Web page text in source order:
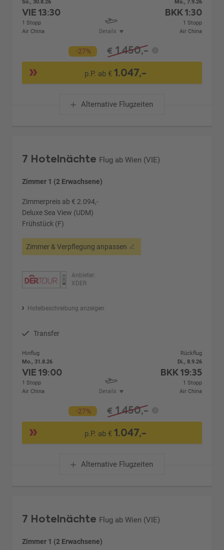
So., 30.8.26
VIE13:30
1 Stopp
Air China
Details
Mo., 7.9.26
BKK1:30
1 Stopp
Air China
-27% € 1.450,-
p.P. ab €1.047,-
Alternative Flugzeiten
7 Hotelnächte Flug ab Wien (VIE)
Zimmer 1 (2 Erwachsene)
Zimmerpreis ab € 2.094,-
Deluxe Sea View (UDM)
Frühstück (F)
Zimmer & Verpflegung anpassen
Anbieter:
XDER
Hotelbeschreibung anzeigen
Transfer
Hinflug
Mo., 31.8.26
VIE19:00
1 Stopp
Air China
Details
Rückflug
Di., 8.9.26
BKK19:35
1 Stopp
Air China
-27% € 1.450,-
p.P. ab €1.047,-
Alternative Flugzeiten
7 Hotelnächte Flug ab Wien (VIE)
Zimmer 1 (2 Erwachsene)